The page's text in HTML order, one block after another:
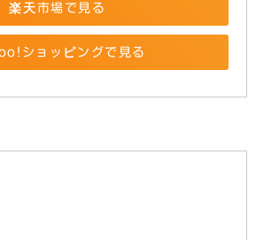
楽天市場で見る
ショッピングで見る